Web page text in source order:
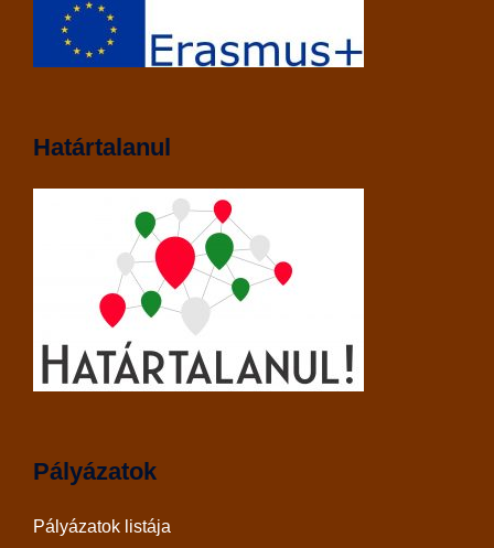
Határtalanul
Pályázatok
Pályázatok listája